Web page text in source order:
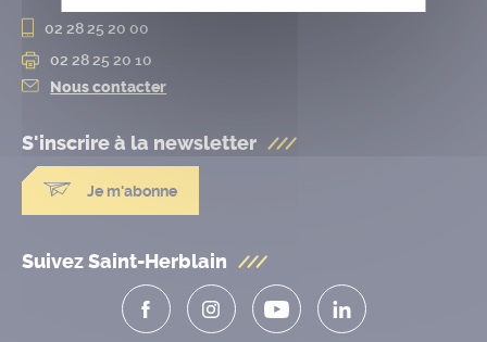
02 28 25 20 00
02 28 25 20 10
Nous contacter
S'inscrire à la newsletter
Je m'abonne
Suivez Saint-Herblain